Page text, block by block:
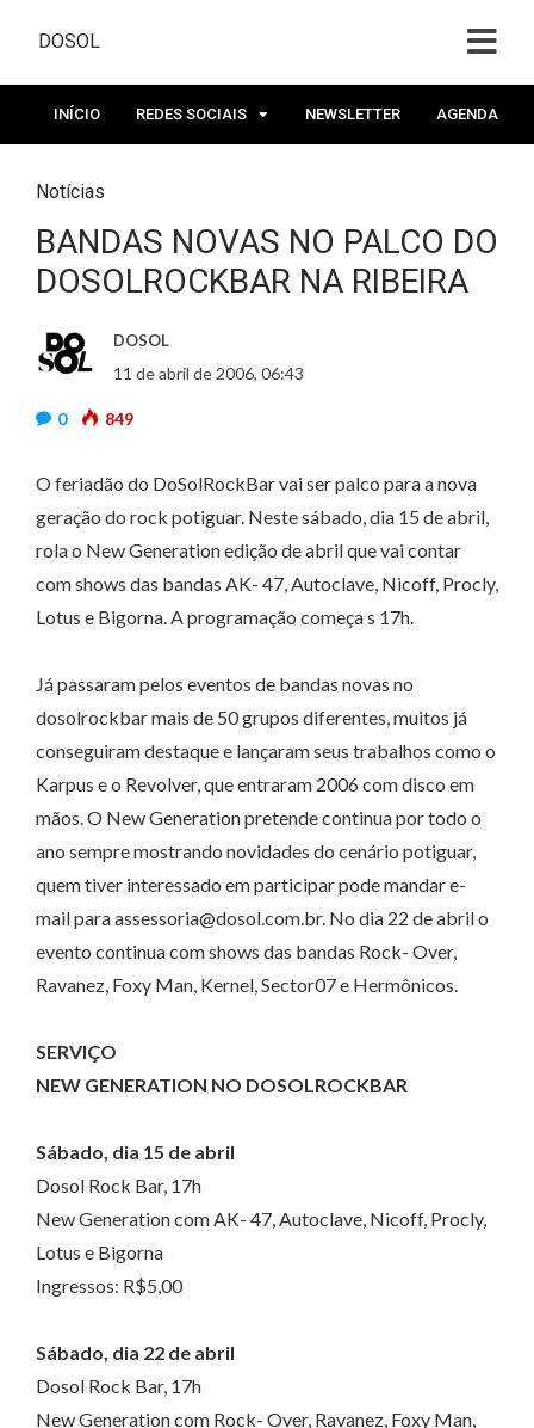
DOSOL
INÍCIO REDES SOCIAIS NEWSLETTER AGENDA
Notícias
BANDAS NOVAS NO PALCO DO
DOSOLROCKBAR NA RIBEIRA
DOSOL
11 de abril de 2006, 06:43
0 849
O feriadão do DoSolRockBar vai ser palco para a nova
geração do rock potiguar. Neste sábado, dia 15 de abril,
rola o New Generation edição de abril que vai contar
com shows das bandas AK- 47, Autoclave, Nicoff, Procly,
Lotus e Bigorna. A programação começa s 17h.
Já passaram pelos eventos de bandas novas no
dosolrockbar mais de 50 grupos diferentes, muitos já
conseguiram destaque e lançaram seus trabalhos como o
Karpus e o Revolver, que entraram 2006 com disco em
mãos. O New Generation pretende continua por todo o
ano sempre mostrando novidades do cenário potiguar,
quem tiver interessado em participar pode mandar e-
mail para assessoria@dosol.com.br. No dia 22 de abril o
evento continua com shows das bandas Rock- Over,
Ravanez, Foxy Man, Kernel, Sector07 e Hermônicos.
SERVIÇO
NEW GENERATION NO DOSOLROCKBAR
Sábado, dia 15 de abril
Dosol Rock Bar, 17h
New Generation com AK- 47, Autoclave, Nicoff, Procly,
Lotus e Bigorna
Ingressos: R$5,00
Sábado, dia 22 de abril
Dosol Rock Bar, 17h
New Generation com Rock- Over, Ravanez, Foxy Man,